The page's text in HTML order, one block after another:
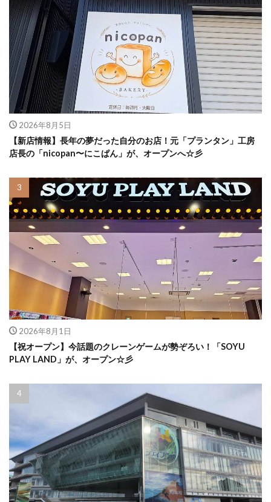
2026年8月5日
【新店情報】長年の夢だった自分のお店！元「プランタン」工房
店長の「nicopan〜にこぱん」が、オープンへ☆彡
2026年8月1日
【祝オープン】今話題のクレーンゲームが勢ぞろい！「SOYU
PLAY LAND」が、オープン☆彡